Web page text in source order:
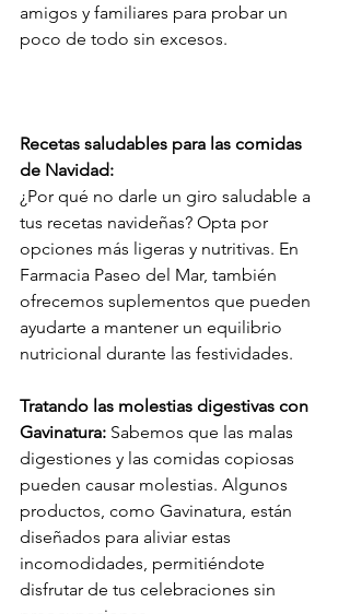
amigos y familiares para probar un
poco de todo sin excesos.
Recetas saludables para las comidas
de Navidad:
¿Por qué no darle un giro saludable a
tus recetas navideñas? Opta por
opciones más ligeras y nutritivas. En
Farmacia Paseo del Mar, también
ofrecemos suplementos que pueden
ayudarte a mantener un equilibrio
nutricional durante las festividades.
Tratando las molestias digestivas con
Gavinatura: Sabemos que las malas
digestiones y las comidas copiosas
pueden causar molestias. Algunos
productos, como Gavinatura, están
diseñados para aliviar estas
incomodidades, permitiéndote
disfrutar de tus celebraciones sin